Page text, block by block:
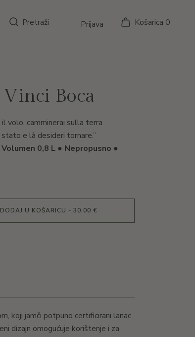
Pretraži Prijava Košarica 0
Boca
volo, camminerai sulla terra
e là desideri tornare.”
0,8 L ● Nepropusno ●
DODAJ U KOŠARICU - 30,00 €
koji jamči potpuno certificirani lanac
dizajn omogućuje korištenje i za